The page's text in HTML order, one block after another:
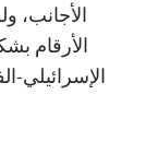
الأجانب،
الأرقام
الإسرائيلي-